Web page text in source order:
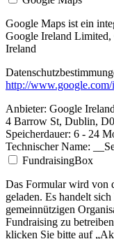
Google Maps ist ein
Google Ireland
Ireland
http://
Anbieter: Google
4 Barrow St, Dublin,
Speicherdauer: 6 - 24
Technischer Name:
FundraisingBox
Das Formular wird von
geladen. Es handelt
gemeinnützigen
Fundraising zu
klicken Sie bitte auf